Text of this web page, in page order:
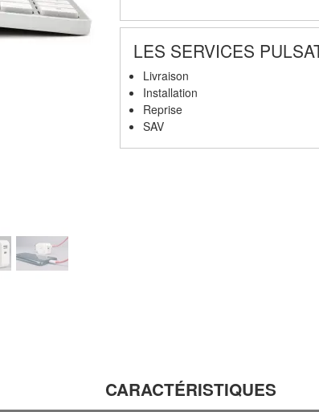
LES SERVICES
Livraison
Installation
Reprise
SAV
CARACTÉRISTIQUES